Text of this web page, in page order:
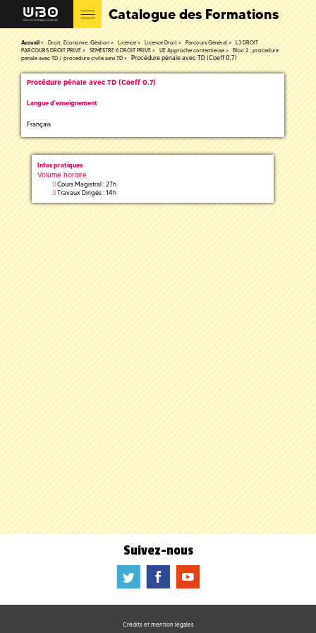
Catalogue des Formations
Accueil Droit, Economie, Gestion Licence Licence Droit Parcours Général
L3 DROIT
PARCOURS DROIT PRIVE
SEMESTRE 6 DROIT PRIVE UE Approche contentieuse
Bloc 2 ; procedure
penale avec TD / procedure civile sans TD
Procédure pénale avec TD (Coeff 0.7)
Procédure pénale avec TD (Coeff 0.7)
Langue d'enseignement
Français
Infos pratiques
Volume horaire
Cours Magistral : 27h
Travaux Dirigés : 14h
Suivez-nous
a b f
Crédits et mention légales